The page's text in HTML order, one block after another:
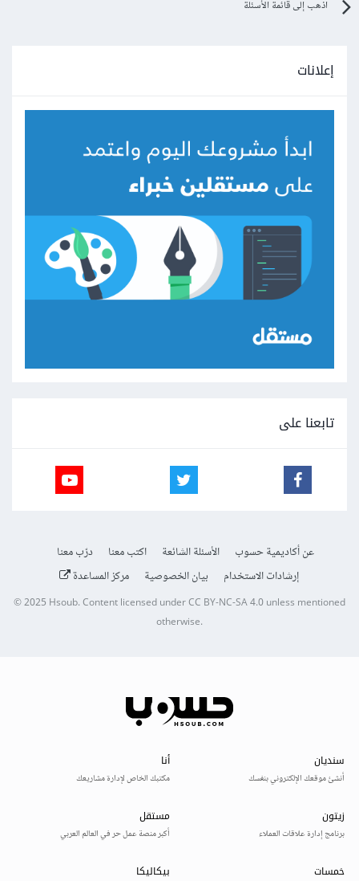
اذهب إلى قائمة الأسئلة
إعلانات
تابعنا على
عن أكاديمية حسوب الأسئلة الشائعة اكتب معنا
درّب معنا
إرشادات الاستخدام
بيان الخصوصية مركز المساعدة
© 2025Hsoub.Content licensed underCC BY-NC-SA 4.0unless mentioned
otherwise.